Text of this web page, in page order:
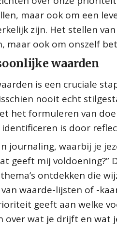
maar ook om een
zijn. Het stellen
maar ook om onszelf
waarden
is een cruciale
nooit echt
het formuleren van
is door
journaling, waarbij je
geeft mij voldoening?”
ontdekken die
waarde-lijsten of -
geeft aan welke
wat je drijft en wat